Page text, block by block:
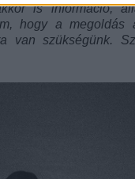
is információ,
hogy a megoldás
van szükségünk.